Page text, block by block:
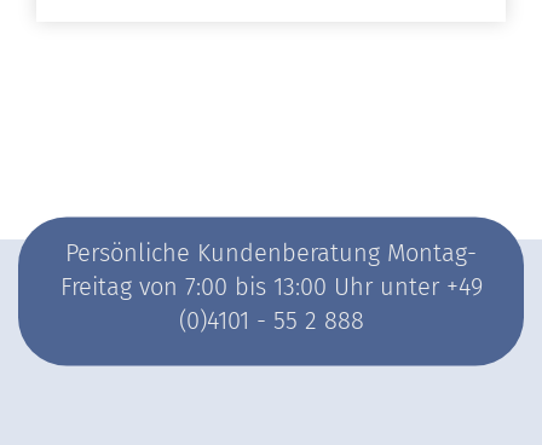
Persönliche Kundenberatung Montag-
Freitag von 7:00 bis 13:00 Uhr unter +49
(0)4101 - 55 2 888